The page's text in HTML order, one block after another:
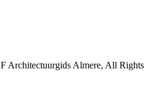
Architectuurgids Almere, All Rights